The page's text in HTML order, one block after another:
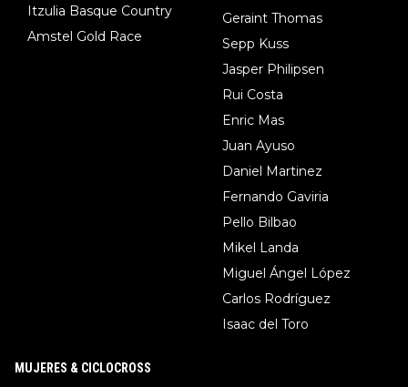
Itzulia Basque Country
Amstel Gold Race
Geraint Thomas
Sepp Kuss
Jasper Philipsen
Rui Costa
Enric Mas
Juan Ayuso
Daniel Martinez
Fernando Gaviria
Pello Bilbao
Mikel Landa
Miguel Ángel López
Carlos Rodríguez
Isaac del Toro
MUJERES & CICLOCROSS